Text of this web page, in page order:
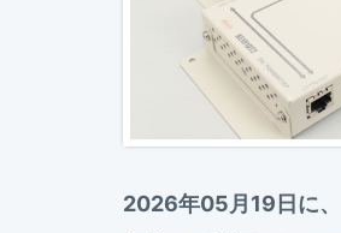
2026年05月19日に